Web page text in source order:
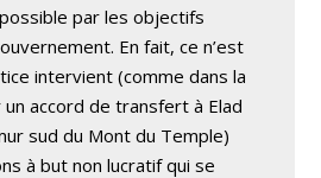
par les objectifs
En fait, ce n’est
intervient (comme dans la
un accord de transfert à Elad
sud du Mont du Temple)
à but non lucratif qui se